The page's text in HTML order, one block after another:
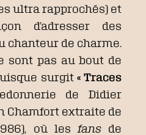
ultra rapprochés) et
d’adresser des
chanteur de charme.
sont pas au bout de
surgit « Traces
de Didier
Chamfort extraite de
où les fansde